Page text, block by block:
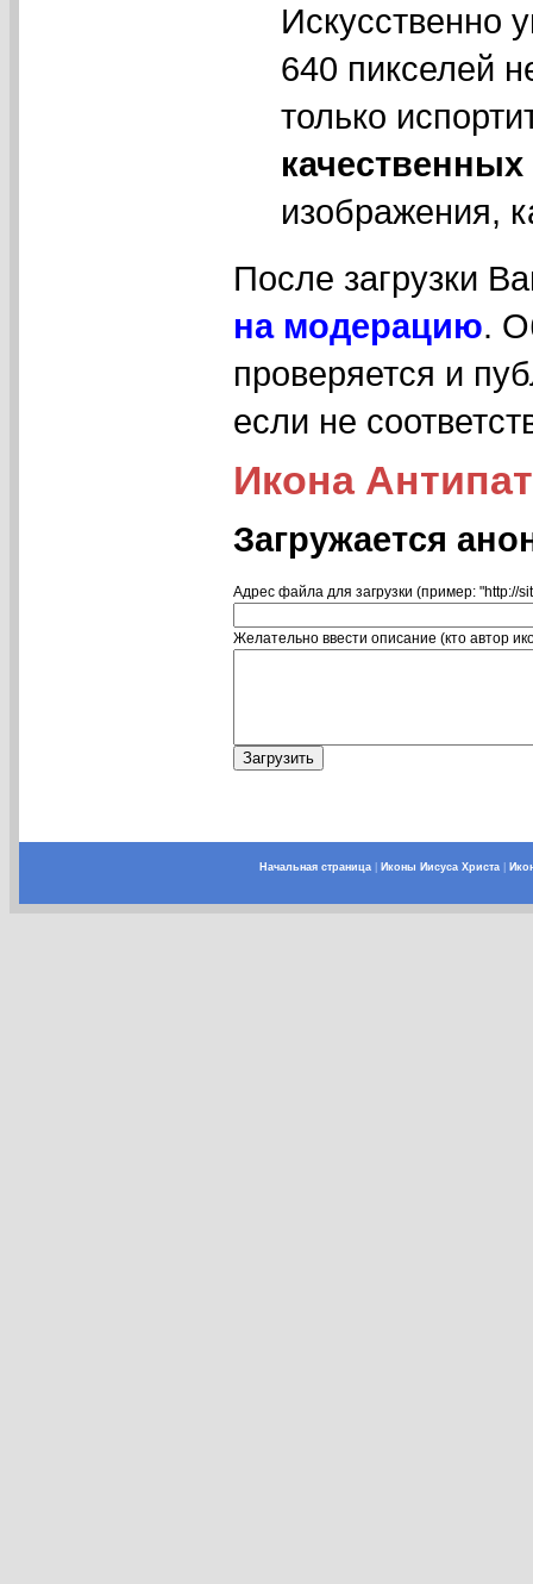
Искусственно
640 пикселей
только
качественных
изображения,
После загрузки
на модерацию.
проверяется и
если не
Икона
Загружается
Адрес файла для загрузки (пример: "http://
Желательно ввести описание (кто автор
Начальная страница| Иконы Иисуса Христа|